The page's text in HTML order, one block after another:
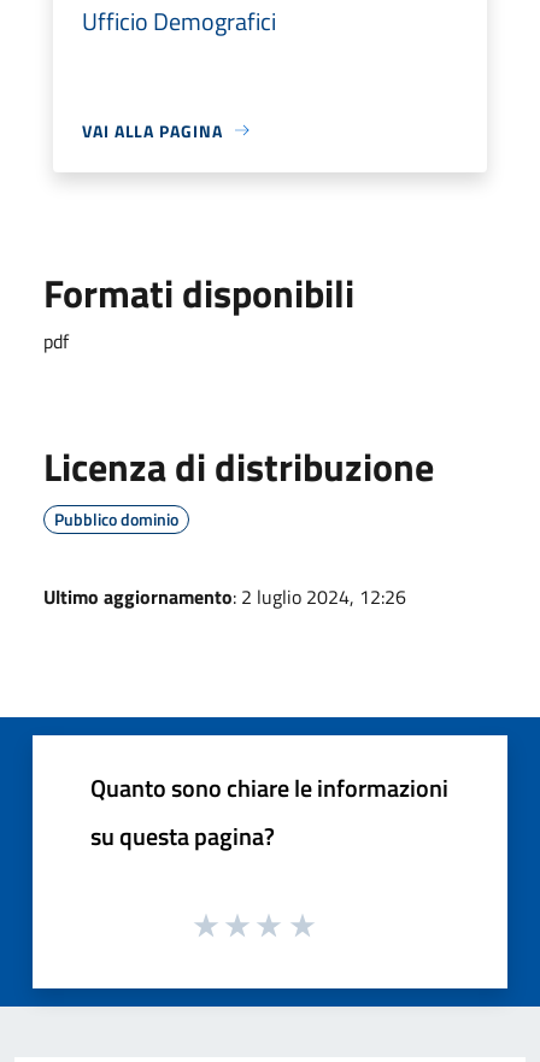
Ufficio Demografici
VAI ALLA PAGINA
Formati disponibili
pdf
Licenza di distribuzione
Pubblico dominio
Ultimo aggiornamento: 2 luglio 2024, 12:26
Quanto sono chiare le informazioni
su questa pagina?